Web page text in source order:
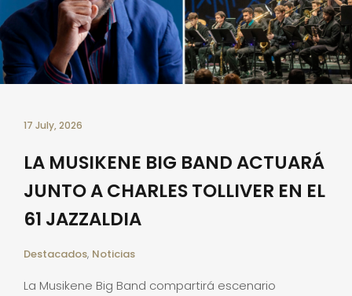
17 July, 2026
LA MUSIKENE BIG BAND ACTUARÁ
JUNTO A CHARLES TOLLIVER EN EL
61 JAZZALDIA
Destacados, Noticias
La Musikene Big Band compartirá escenario